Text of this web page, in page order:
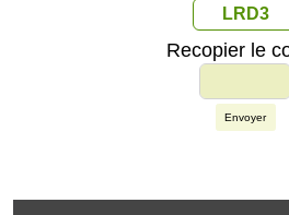
LRD3
Recopier le
Envoyer